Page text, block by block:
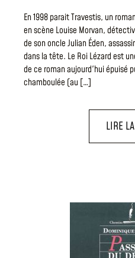
En 1998 parait Travestis, un
en scène Louise Morvan,
de son oncle Julian Éden,
dans la tête. Le Roi Lézard est
de ce roman aujourd'hui épuisé
chamboulée (au […]
LIRE